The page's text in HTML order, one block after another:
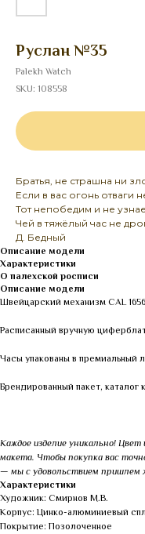
Руслан №35
Palekh Watch
SKU: 108558
Братья, не страшна ни
Если в вас огонь отваги
Тот непобедим и не
Чей в тяжёлый час не
Д. Бедный
Описание модели
Характеристики
О палехской росписи
Описание модели
Швейцарский механизм CAL
Расписанный вручную
Часы упакованы в премиальный
Брендированный пакет, каталог
Каждое изделие уникально!
макета. Чтобы покупка вас
— мы с удовольствием пришлем
Характеристики
Художник: Смирнов М.В.
Корпус: Цинко-алюминиевый
Покрытие: Позолоченное